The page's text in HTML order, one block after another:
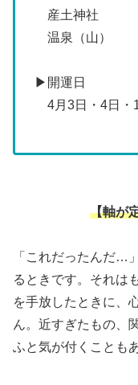
産土神社
温泉（山）
▶開運日
4月3日・4日・
【軸が
「これだったんだ…
るときです。それは
を手放したときに、
ん。近すぎたもの、
ふと気が付くことも